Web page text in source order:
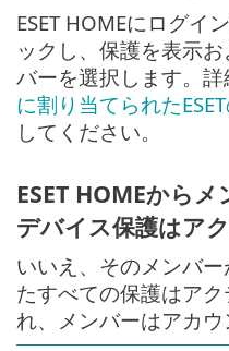
ESET HOMEにログイ
ックし、保護を表示
バーを選択します。詳
に割り当てられた
してください。
ESET HOMEからメ
デバイス保護はア
いいえ、そのメンバ
たすべての保護はア
れ、メンバーはアカウ